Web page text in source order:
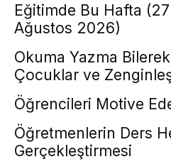
Eğitimde Bu Hafta
Ağustos 2026)
Okuma Yazma
Çocuklar ve
Öğrencileri Motive
Öğretmenlerin Ders
Gerçekleştirmesi